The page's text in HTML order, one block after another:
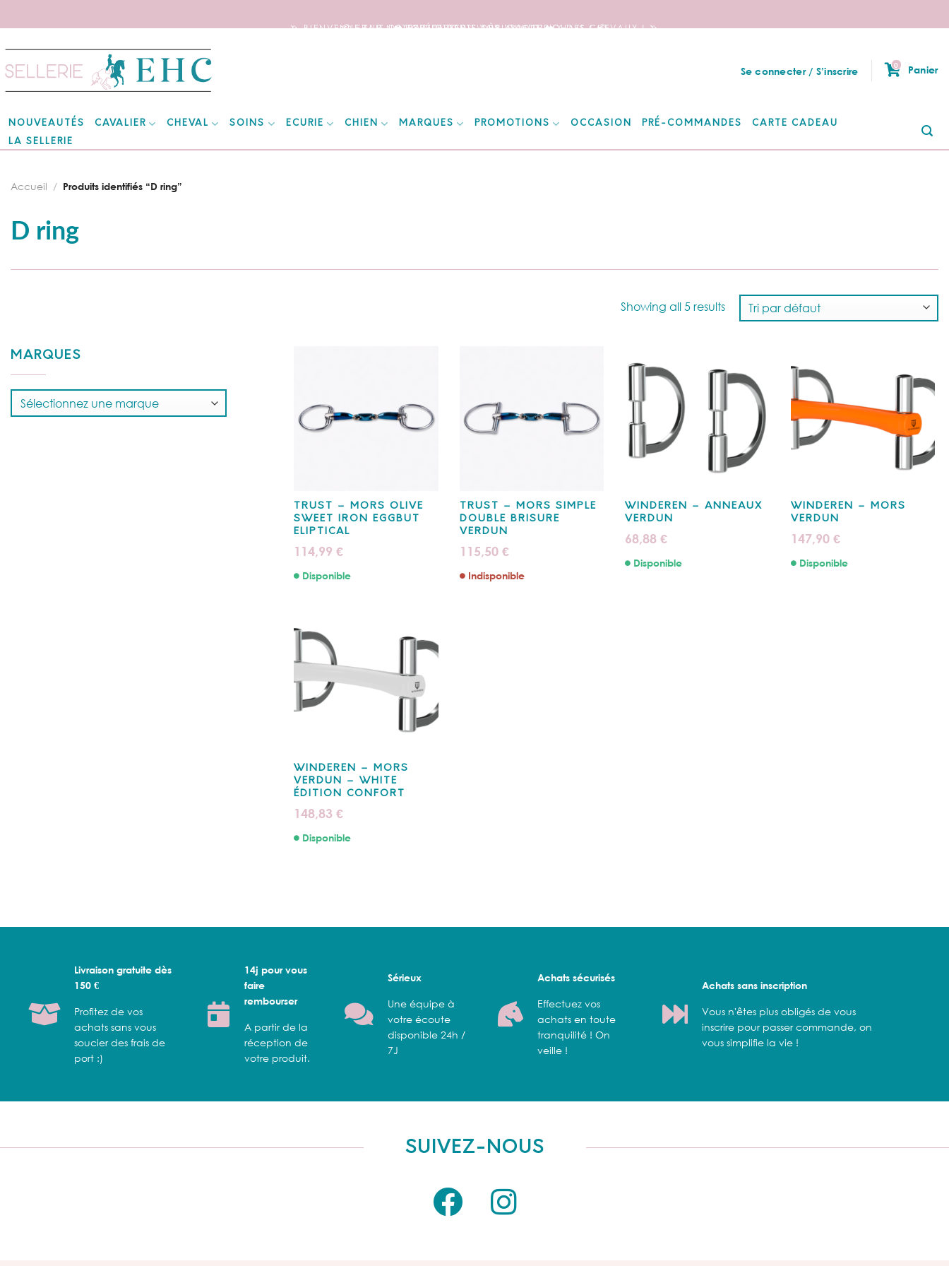
🦄 BIENVENUE SUR NOTRE SITE DEDIE AUX AMOUREUX DES CHEVAUX ! 🦄
📦 FRAIS DE PORT OFFERTS DÈS 150€ D’ACHATS ! 📦
❤️ EXPÉDITIONS WORLDWIDE ❤️
to
content
Se connecter / S’inscrire
0 Panier
NOUVEAUTÉS CAVALIER CHEVAL SOINS ECURIE CHIEN MARQUES PROMOTIONS OCCASION PRÉ-COMMANDES
CARTE CADEAU
LA SELLERIE
D ring
Accueil / Produits identifiés “D ring”
Showing all 5 results
MARQUES
TRUST – MORS OLIVE
SWEET IRON EGGBUT
ELIPTICAL
114,99 €
Disponible
TRUST – MORS SIMPLE
DOUBLE BRISURE
VERDUN
115,50 €
Indisponible
WINDEREN – ANNEAUX
VERDUN
68,88 €
Disponible
WINDEREN – MORS
VERDUN
147,90 €
Disponible
WINDEREN – MORS
VERDUN – WHITE
ÉDITION CONFORT
148,83 €
Disponible
Livraison gratuite dès
150 €
Profitez de vos
achats sans vous
soucier des frais de
port :)
14j pour vous
faire
rembourser
A partir de la
réception de
votre produit.
Sérieux
Une équipe à
votre écoute
disponible 24h /
7J
Achats sécurisés
Effectuez vos
achats en toute
tranquilité ! On
veille !
Achats sans inscription
Vous n'êtes plus obligés de vous
inscrire pour passer commande, on
vous simplifie la vie !
SUIVEZ-NOUS